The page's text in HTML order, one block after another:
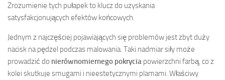
Zrozumienie tych pułapek to klucz do uzyskania
satysfakcjonujących efektów końcowych.
Jednym z najczęściej pojawiających się problemów jest zbyt duży
nacisk na pędzel podczas malowania. Taki nadmiar siły może
prowadzić do nierównomiernego pokrycia powierzchni farbą, co z
kolei skutkuje smugami i nieestetycznymi plamami. Właściwy